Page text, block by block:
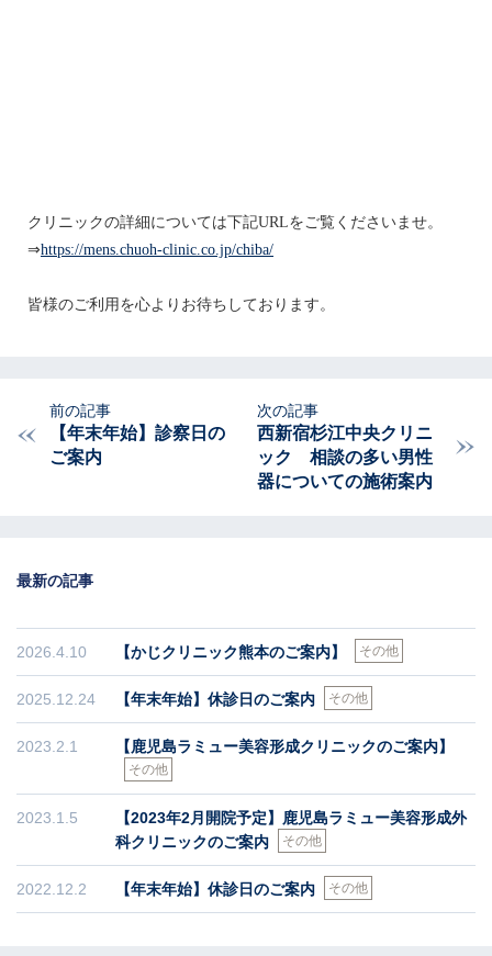
クリニックの詳細については下記URLをご覧くださいませ。
⇒https://mens.chuoh-clinic.co.jp/chiba/
皆様のご利用を心よりお待ちしております。
【年末年始】診察日の
ご案内
西新宿杉江中央クリニ
ック 相談の多い男性
器についての施術案内
最新の記事
2026.4.10 【かじクリニック熊本のご案内】 その他
2025.12.24 【年末年始】休診日のご案内 その他
2023.2.1 【鹿児島ラミュー美容形成クリニックのご案内】
その他
2023.1.5
【2023年2月開院予定】鹿児島ラミュー美容形成外
科クリニックのご案内
その他
2022.12.2 【年末年始】休診日のご案内 その他